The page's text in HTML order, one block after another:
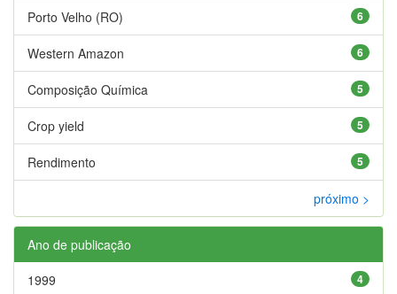
6
Porto Velho (RO)
6
Western Amazon
5
Composição Química
5
Crop yield
5
Rendimento
próximo >
Ano de publicação
4
1999